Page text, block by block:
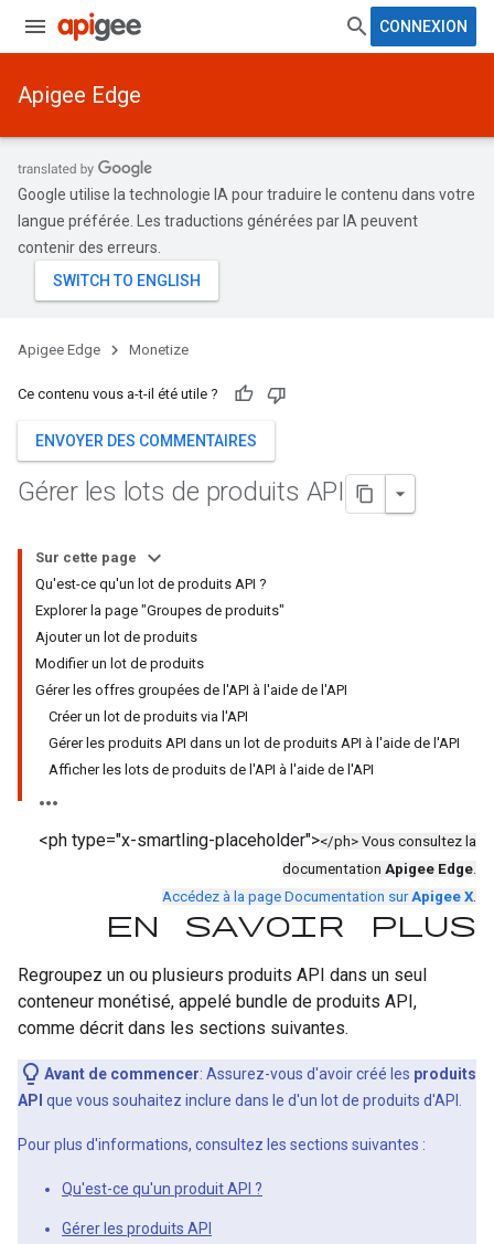
CONNEXION
Apigee Edge
Google utilise la technologie IA pour traduire le contenu dans votre
langue préférée. Les traductions générées par IA peuvent
contenir des erreurs.
Apigee Edge Monetize
Ce contenu vous a-t-il été utile ?
ENVOYER DES COMMENTAIRES
Gérer les lots de produits API
Sur cette page
Qu'est-ce qu'un lot de produits API ?
Explorer la page "Groupes de produits"
Ajouter un lot de produits
Modifier un lot de produits
Gérer les offres groupées de l'API à l'aide de l'API
Créer un lot de produits via l'API
Gérer les produits API dans un lot de produits API à l'aide de l'API
Afficher les lots de produits de l'API à l'aide de l'API
<ph type="x-smartling-placeholder"></ph> Vous consultez la
documentation Apigee Edge.
Accédez à la page Documentation surApigee X.
En savoir plus
Regroupez un ou plusieurs produits API dans un seul
conteneur monétisé, appelé bundle de produits API,
comme décrit dans les sections suivantes.
Avant de commencer: Assurez-vous d'avoir créé les produits
API que vous souhaitez inclure dans le d'un lot de produits d'API.
Pour plus d'informations, consultez les sections suivantes :
Qu'est-ce qu'un produit API ?
Gérer les produits API